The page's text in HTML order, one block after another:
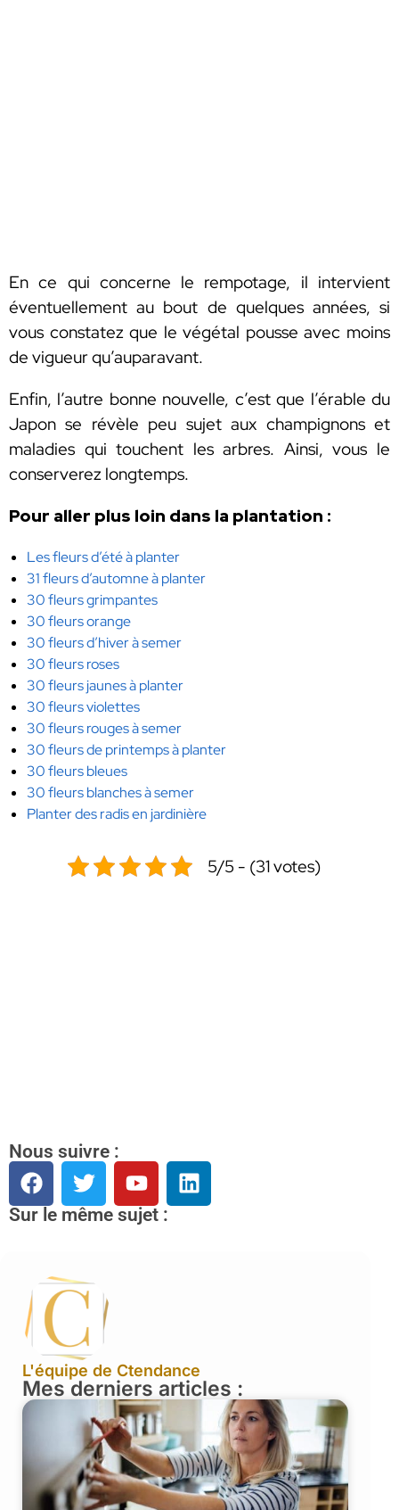
En ce qui concerne le rempotage, il intervient
éventuellement au bout de quelques années, si
vous constatez que le végétal pousse avec moins
de vigueur qu’auparavant.
Enfin, l’autre bonne nouvelle, c’est que l’érable du
Japon se révèle peu sujet aux champignons et
maladies qui touchent les arbres. Ainsi, vous le
conserverez longtemps.
Pour aller plus loin dans la plantation :
Les fleurs d’été à planter
31 fleurs d’automne à planter
30 fleurs grimpantes
30 fleurs orange
30 fleurs d’hiver à semer
30 fleurs roses
30 fleurs jaunes à planter
30 fleurs violettes
30 fleurs rouges à semer
30 fleurs de printemps à planter
30 fleurs bleues
30 fleurs blanches à semer
Planter des radis en jardinière
5/5 - (31 votes)
Nous suivre :
Sur le même sujet :
L'équipe de Ctendance
Mes derniers articles :